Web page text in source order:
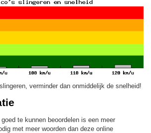
verminder dan onmiddelijk de snelheid!
te kunnen beoordelen is een meer
met meer woorden dan deze online